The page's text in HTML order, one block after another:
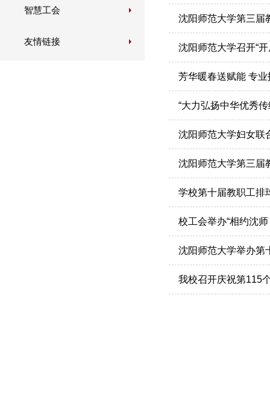
智慧工会
友情链接
沈阳师范大学第三届
沈阳师范大学召开“
芳华暖春送赋能 专
“大力弘扬中华优秀
沈阳师范大学妇女联
沈阳师范大学第三届
学校第十届教职工排
校工会举办“相约沈
沈阳师范大学举办第
我校召开庆祝第115